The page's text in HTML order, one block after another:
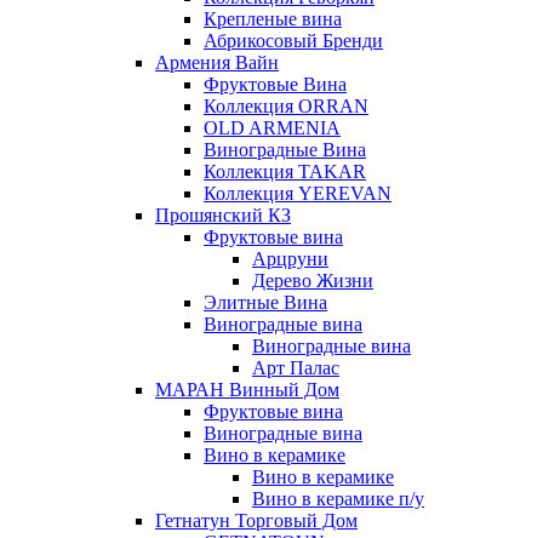
Крепленые вина
Абрикосовый Бренди
Армения Вайн
Фруктовые Вина
Коллекция ORRAN
OLD ARMENIA
Виноградные Вина
Коллекция TAKAR
Коллекция YEREVAN
Прошянский КЗ
Фруктовые вина
Арцруни
Дерево Жизни
Элитные Вина
Виноградные вина
Виноградные вина
Арт Палас
МАРАН Винный Дом
Фруктовые вина
Виноградные вина
Вино в керамике
Вино в керамике
Вино в керамике п/у
Гетнатун Торговый Дом